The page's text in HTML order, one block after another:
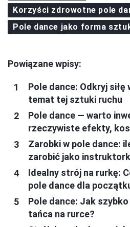
Korzyści zdrowotne pole
Pole dance jako forma
Powiązane wpisy:
Pole dance: Odkryj siłę
temat tej sztuki ruchu
Pole dance — warto
rzeczywiste efekty,
Zarobki w pole dance:
zarobić jako
Idealny strój na rurkę:
pole dance dla
Pole dance: Jak
tańca na rurce?